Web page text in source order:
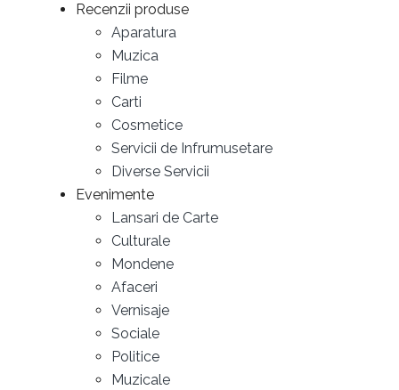
Recenzii produse
Aparatura
Muzica
Filme
Carti
Cosmetice
Servicii de Infrumusetare
Diverse Servicii
Evenimente
Lansari de Carte
Culturale
Mondene
Afaceri
Vernisaje
Sociale
Politice
Muzicale